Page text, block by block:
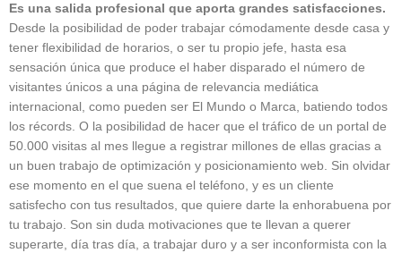
Es una salida profesional que aporta grandes satisfacciones.
Desde la posibilidad de poder trabajar cómodamente desde casa y
tener flexibilidad de horarios, o ser tu propio jefe, hasta esa
sensación única que produce el haber disparado el número de
visitantes únicos a una página de relevancia mediática
internacional, como pueden ser El Mundo o Marca, batiendo todos
los récords. O la posibilidad de hacer que el tráfico de un portal de
50.000 visitas al mes llegue a registrar millones de ellas gracias a
un buen trabajo de optimización y posicionamiento web. Sin olvidar
ese momento en el que suena el teléfono, y es un cliente
satisfecho con tus resultados, que quiere darte la enhorabuena por
tu trabajo. Son sin duda motivaciones que te llevan a querer
superarte, día tras día, a trabajar duro y a ser inconformista con la